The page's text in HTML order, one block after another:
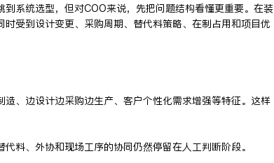
系统选型，但对COO来说，先把问题结构看懂更重要。在装
受到设计变更、采购周期、替代料策略、在制占用和项目优
、边设计边采购边生产、客户个性化需求增强等特征。这样
料、外协和现场工序的协同仍然停留在人工判断阶段。